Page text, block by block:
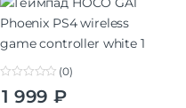
(0)
1 999 ₽